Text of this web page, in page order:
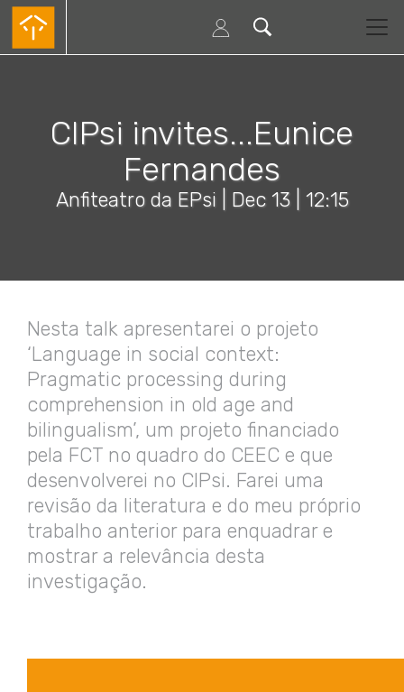
Skip
main
CIPsi invites...Eunice
Fernandes
Anfiteatro da EPsi | Dec 13 | 12:15
Nesta talk apresentarei o projeto
‘Language in social context:
Pragmatic processing during
comprehension in old age and
bilingualism’, um projeto financiado
pela FCT no quadro do CEEC e que
desenvolverei no CIPsi. Farei uma
revisão da literatura e do meu próprio
trabalho anterior para enquadrar e
mostrar a relevância desta
investigação.